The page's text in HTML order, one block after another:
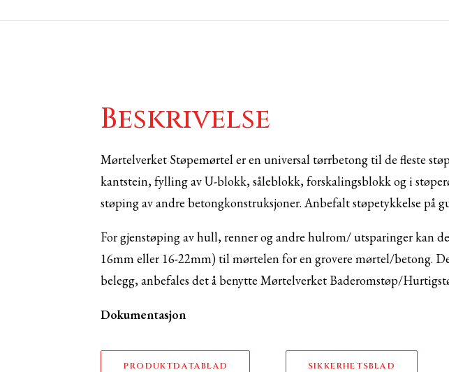
Beskrivelse
Mørtelverket Støpemørtel er en universal tørrbetong til de fleste
kantstein, fylling av U-blokk, såleblokk, forskalingsblokk og i
støping av andre betongkonstruksjoner. Anbefalt støpetykkelse på
For gjenstøping av hull, renner og andre hulrom/ utsparinger kan
16mm eller 16-22mm) til mørtelen for en grovere mørtel/betong.
belegg, anbefales det å benytte Mørtelverket Baderomstøp/
Dokumentasjon
PRODUKTDATABLAD SIKKERHETSBLAD